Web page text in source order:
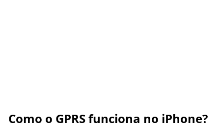
Como o GPRS funciona no iPhone?